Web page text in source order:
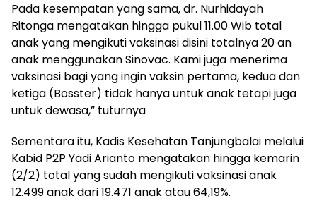
Pada kesempatan yang sama, dr. Nurhidayah
Ritonga mengatakan hingga pukul 11.00 Wib total
anak yang mengikuti vaksinasi disini totalnya 20 an
anak menggunakan Sinovac. Kami juga menerima
vaksinasi bagi yang ingin vaksin pertama, kedua dan
ketiga (Bosster) tidak hanya untuk anak tetapi juga
untuk dewasa,” tuturnya
Sementara itu, Kadis Kesehatan Tanjungbalai melalui
Kabid P2P Yadi Arianto mengatakan hingga kemarin
(2/2) total yang sudah mengikuti vaksinasi anak
12.499 anak dari 19.471 anak atau 64,19%.